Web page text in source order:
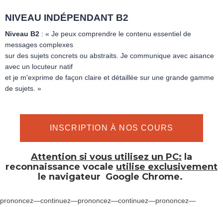
NIVEAU INDÉPENDANT B2
Niveau B2 : « Je peux comprendre le contenu essentiel de
messages complexes
sur des sujets concrets ou abstraits. Je communique avec aisance
avec un locuteur natif
et je m'exprime de façon claire et détaillée sur une grande gamme
de sujets. »
INSCRIPTION À NOS COURS
Attention si vous utilisez un PC: la
reconnaissance vocale utilise exclusivement
le navigateur Google Chrome.
prononcez—continuez—prononcez—continuez—prononcez—